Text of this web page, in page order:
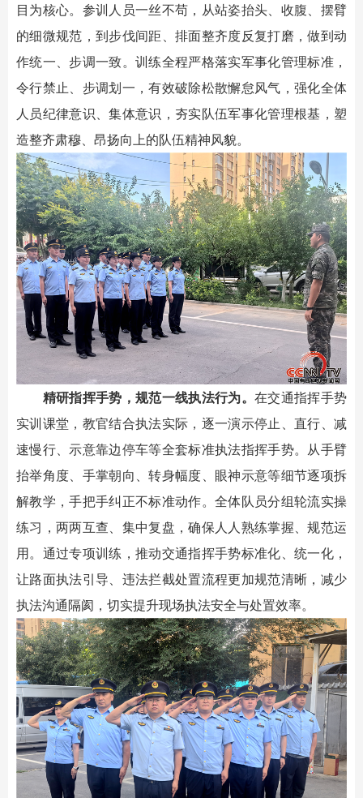
目为核心。参训人员一丝不苟，从站姿抬头、收腹、摆臂
的细微规范，到步伐间距、排面整齐度反复打磨，做到动
作统一、步调一致。训练全程严格落实军事化管理标准，
令行禁止、步调划一，有效破除松散懈怠风气，强化全体
人员纪律意识、集体意识，夯实队伍军事化管理根基，塑
造整齐肃穆、昂扬向上的队伍精神风貌。
精研指挥手势，规范一线执法行为。在交通指挥手势
实训课堂，教官结合执法实际，逐一演示停止、直行、减
速慢行、示意靠边停车等全套标准执法指挥手势。从手臂
抬举角度、手掌朝向、转身幅度、眼神示意等细节逐项拆
解教学，手把手纠正不标准动作。全体队员分组轮流实操
练习，两两互查、集中复盘，确保人人熟练掌握、规范运
用。通过专项训练，推动交通指挥手势标准化、统一化，
让路面执法引导、违法拦截处置流程更加规范清晰，减少
执法沟通隔阂，切实提升现场执法安全与处置效率。